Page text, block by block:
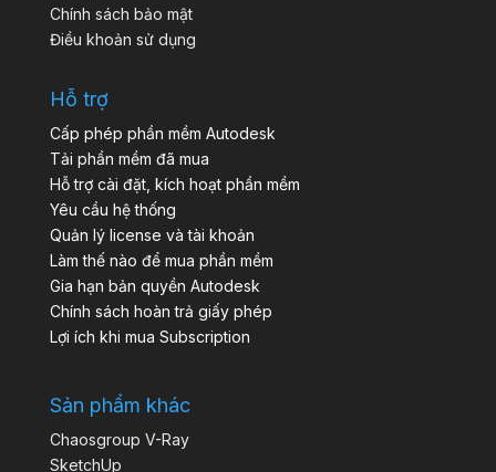
Chính sách bảo mật
Điều khoản sử dụng
Hỗ trợ
Cấp phép phần mềm Autodesk
Tải phần mềm đã mua
Hỗ trợ cài đặt, kích hoạt phần mềm
Yêu cầu hệ thống
Quản lý license và tài khoản
Làm thế nào để mua phần mềm
Gia hạn bản quyền Autodesk
Chính sách hoàn trả giấy phép
Lợi ích khi mua Subscription
Sản phẩm khác
Chaosgroup V-Ray
SketchUp